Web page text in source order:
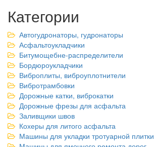
Категории
Автогудронаторы, гудронаторы
Асфальтоукладчики
Битумощебне-распределители
Бордюроукладчики
Виброплиты, виброуплотнители
Вибротрамбовки
Дорожные катки, виброкатки
Дорожные фрезы для асфальта
Заливщики швов
Кохеры для литого асфальта
Машины для укладки тротуарной плитки